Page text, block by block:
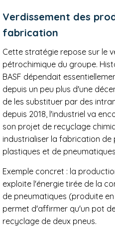
Verdissement des
fabrication
Cette stratégie repose sur le
pétrochimique du groupe.
BASF dépendait
depuis un peu plus d'une
de les substituer par des
depuis 2018, l'industriel va
son projet de recyclage
industrialiser la fabrication
plastiques et de
Exemple concret : la
exploite l'énergie tirée de la
de pneumatiques (produite
permet d'affirmer qu'un pot
recyclage de deux pneus.